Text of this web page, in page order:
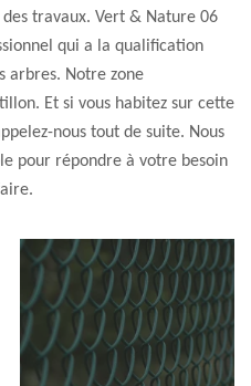
travaux. Vert & Nature 06
qui a la qualification
arbres. Notre zone
Et si vous habitez sur cette
nous tout de suite. Nous
pour répondre à votre besoin